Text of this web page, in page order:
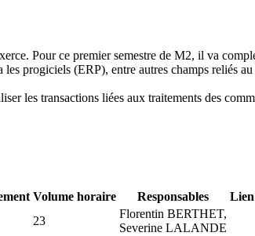
Pour ce premier semestre de M2, il va
progiciels (ERP), entre autres champs reliés
les transactions liées aux traitements des
Volume horaire Responsables
23
Florentin BERTHET,
Severine LALANDE